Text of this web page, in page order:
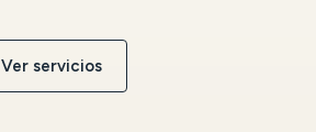
Ver servicios